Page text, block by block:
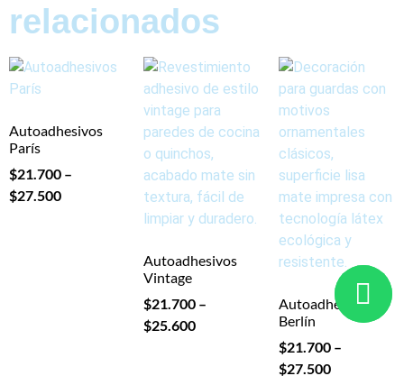
relacionados
Autoadhesivos
París
$21.700 –
$27.500
Autoadhesivos
Vintage
$21.700 –
$25.600
Autoadhesivos
Berlín
$21.700 –
$27.500